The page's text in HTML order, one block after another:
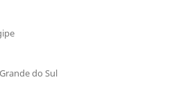
do Sul